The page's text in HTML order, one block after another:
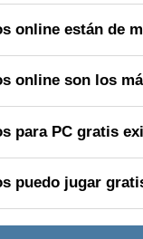
online están de
online son los
para PC gratis
puedo jugar